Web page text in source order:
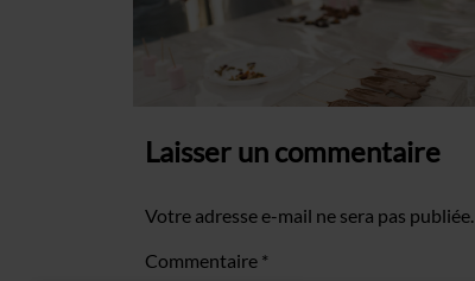
Laisser un commentaire
Votre adresse e-mail ne sera pas publiée.
Commentaire *